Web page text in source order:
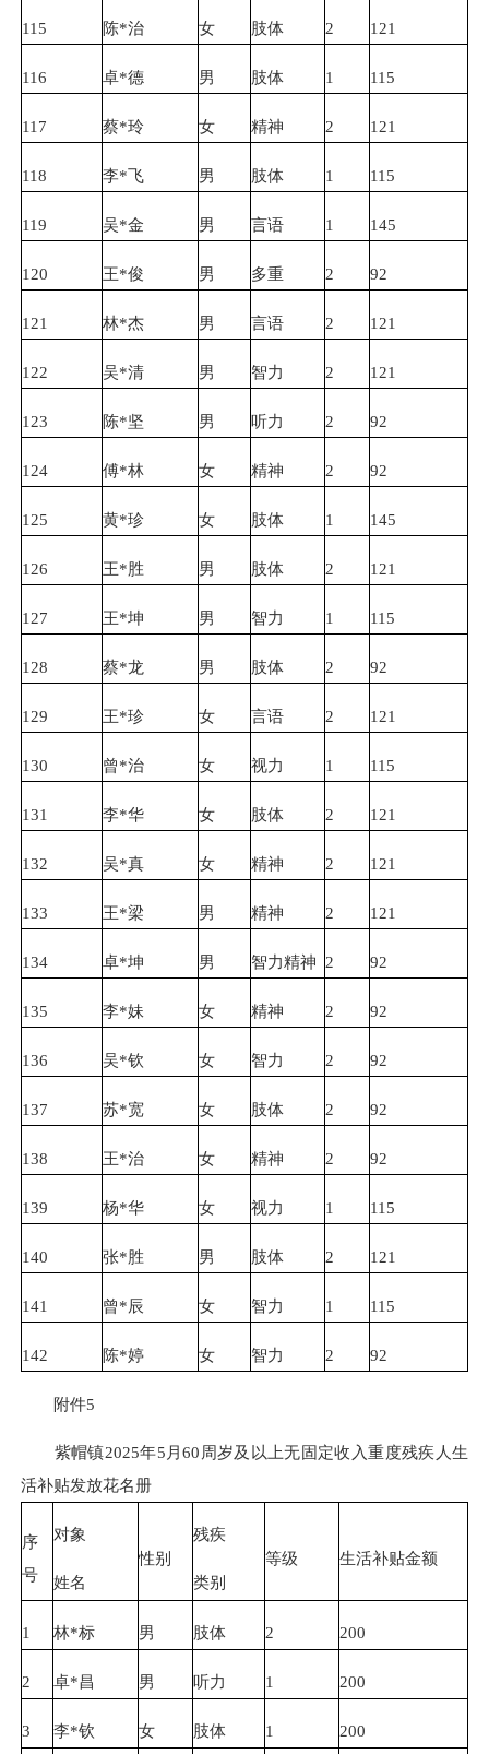
115 陈*治 女 肢体 2 121
116 卓*德 男 肢体 1 115
117 蔡*玲 女 精神 2 121
118 李*飞 男 肢体 1 115
119 吴*金 男 言语 1 145
120 王*俊 男 多重 2 92
121 林*杰 男 言语 2 121
122 吴*清 男 智力 2 121
123 陈*坚 男 听力 2 92
124 傅*林 女 精神 2 92
125 黄*珍 女 肢体 1 145
126 王*胜 男 肢体 2 121
127 王*坤 男 智力 1 115
128 蔡*龙 男 肢体 2 92
129 王*珍 女 言语 2 121
130 曾*治 女 视力 1 115
131 李*华 女 肢体 2 121
132 吴*真 女 精神 2 121
133 王*梁 男 精神 2 121
134 卓*坤 男 智力精神 2 92
135 李*妹 女 精神 2 92
136 吴*钦 女 智力 2 92
137 苏*宽 女 肢体 2 92
138 王*治 女 精神 2 92
139 杨*华 女 视力 1 115
140 张*胜 男 肢体 2 121
141 曾*辰 女 智力 1 115
142 陈*婷 女 智力 2 92
附件5
紫帽镇2025年5月60周岁及以上无固定收入重度残疾人生
活补贴发放花名册
序
号
对象
姓名
性别
残疾
类别
等级 生活补贴金额
1 林*标 男 肢体 2 200
2 卓*昌 男 听力 1 200
3 李*钦 女 肢体 1 200